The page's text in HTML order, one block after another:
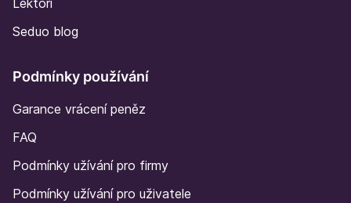
Lektoři
Seduo blog
Podmínky používání
Garance vrácení peněz
FAQ
Podmínky užívání pro firmy
Podmínky užívání pro uživatele